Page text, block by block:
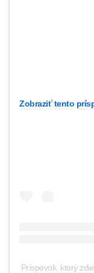
Zobraziť tento
Príspevok, ktorý